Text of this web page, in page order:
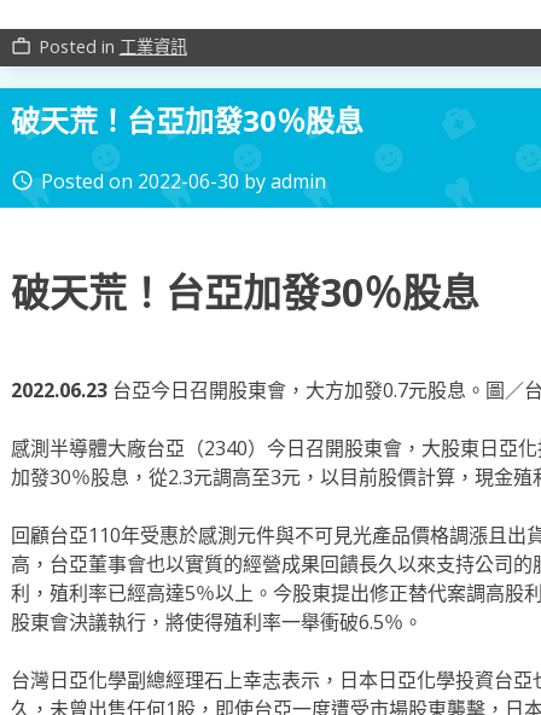
work_outline Posted in 工業資訊
破天荒！台亞加發30％股息
access_time Posted on 2022-06-30 byadmin
破天荒！台亞加發30％股息
2022.06.23台亞今日召開股東會，大方加發0.7元股息。圖／
感測半導體大廠台亞（2340）今日召開股東會，大股東日亞
加發30％股息，從2.3元調高至3元，以目前股價計算，現金殖
回顧台亞110年受惠於感測元件與不可見光產品價格調漲且出
高，台亞董事會也以實質的經營成果回饋長久以來支持公司
利，殖利率已經高達5％以上。今股東提出修正替代案調高股
股東會決議執行，將使得殖利率一舉衝破6.5％。
台灣日亞化學副總經理石上幸志表示，日本日亞化學投資台
久，未曾出售任何1股，即使台亞一度遭受市場股東襲擊，日